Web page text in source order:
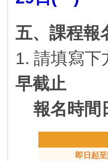
五、課程報
1. 請填寫下
早截止
報名時間
即日起至